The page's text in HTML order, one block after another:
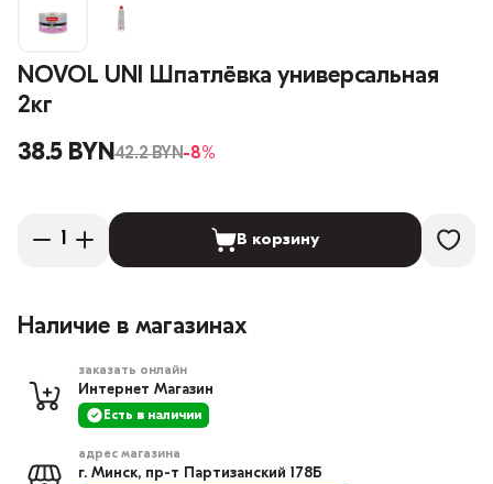
NOVOL UNI Шпатлёвка универсальная
2кг
38.5 BYN42.2 BYN-8%
В корзину
Наличие в магазинах
заказать онлайн
Интернет Магазин
Есть в наличии
адрес магазина
г. Минск, пр-т Партизанский 178Б